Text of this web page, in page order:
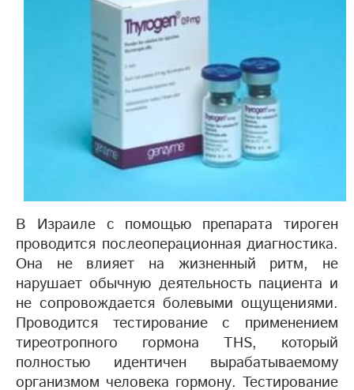
В Израиле с помощью препарата тироген
проводится послеоперационная диагностика.
Она не влияет на жизненный ритм, не
нарушает обычную деятельность пациента и
не сопровождается болевыми ощущениями.
Проводится тестирование с применением
тиреотропного гормона THS, который
полностью идентичен вырабатываемому
организмом человека гормону. Тестирование